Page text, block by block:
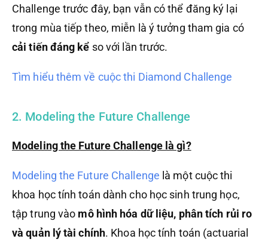
Challenge trước đây, bạn vẫn có thể đăng ký lại
trong mùa tiếp theo, miễn là ý tưởng tham gia có
cải tiến đáng kể so với lần trước.
Tìm hiểu thêm về cuộc thi Diamond Challenge
2. Modeling the Future Challenge
Modeling the Future Challenge là gì?
Modeling the Future Challenge là một cuộc thi
khoa học tính toán dành cho học sinh trung học,
tập trung vào mô hình hóa dữ liệu, phân tích rủi ro
và quản lý tài chính. Khoa học tính toán (actuarial